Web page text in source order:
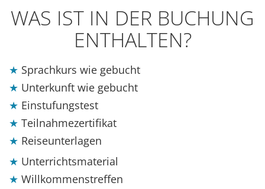
WAS IST IN DER BUCHUNG
ENTHALTEN?
Sprachkurs wie gebucht
Unterkunft wie gebucht
Einstufungstest
Teilnahmezertifikat
Reiseunterlagen
Unterrichtsmaterial
Willkommenstreffen